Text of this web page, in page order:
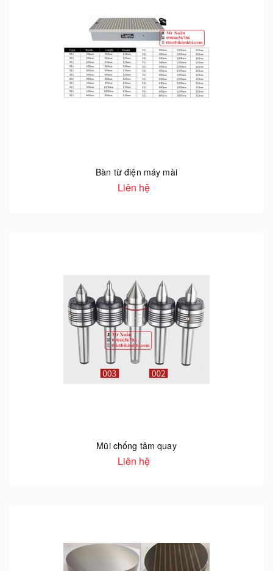
Bàn từ điện máy mài
Liên hệ
Mũi chống tâm quay
Liên hệ